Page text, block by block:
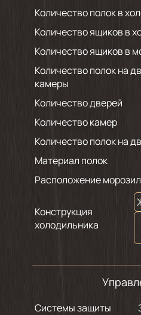
Количество полок в
Количество ящиков в
Количество ящиков в
Количество полок на
камеры
Количество дверей
Количество камер
Количество полок на
Материал полок
Расположение
Конструкция
холодильника
Системы защиты